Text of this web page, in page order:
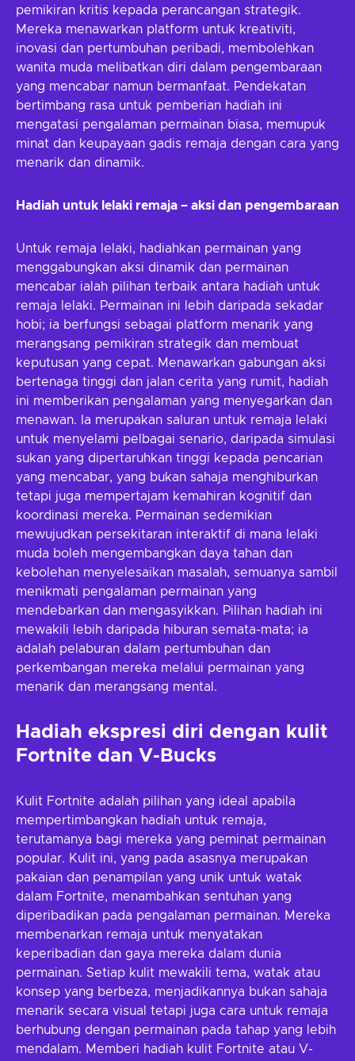
pemikiran kritis kepada perancangan strategik.
Mereka menawarkan platform untuk kreativiti,
inovasi dan pertumbuhan peribadi, membolehkan
wanita muda melibatkan diri dalam pengembaraan
yang mencabar namun bermanfaat. Pendekatan
bertimbang rasa untuk pemberian hadiah ini
mengatasi pengalaman permainan biasa, memupuk
minat dan keupayaan gadis remaja dengan cara yang
menarik dan dinamik.
Hadiah untuk lelaki remaja – aksi dan pengembaraan
Untuk remaja lelaki, hadiahkan permainan yang
menggabungkan aksi dinamik dan permainan
mencabar ialah pilihan terbaik antara hadiah untuk
remaja lelaki. Permainan ini lebih daripada sekadar
hobi; ia berfungsi sebagai platform menarik yang
merangsang pemikiran strategik dan membuat
keputusan yang cepat. Menawarkan gabungan aksi
bertenaga tinggi dan jalan cerita yang rumit, hadiah
ini memberikan pengalaman yang menyegarkan dan
menawan. Ia merupakan saluran untuk remaja lelaki
untuk menyelami pelbagai senario, daripada simulasi
sukan yang dipertaruhkan tinggi kepada pencarian
yang mencabar, yang bukan sahaja menghiburkan
tetapi juga mempertajam kemahiran kognitif dan
koordinasi mereka. Permainan sedemikian
mewujudkan persekitaran interaktif di mana lelaki
muda boleh mengembangkan daya tahan dan
kebolehan menyelesaikan masalah, semuanya sambil
menikmati pengalaman permainan yang
mendebarkan dan mengasyikkan. Pilihan hadiah ini
mewakili lebih daripada hiburan semata-mata; ia
adalah pelaburan dalam pertumbuhan dan
perkembangan mereka melalui permainan yang
menarik dan merangsang mental.
Hadiah ekspresi diri dengan kulit
Fortnite dan V-Bucks
Kulit Fortnite adalah pilihan yang ideal apabila
mempertimbangkan hadiah untuk remaja,
terutamanya bagi mereka yang peminat permainan
popular. Kulit ini, yang pada asasnya merupakan
pakaian dan penampilan yang unik untuk watak
dalam Fortnite, menambahkan sentuhan yang
diperibadikan pada pengalaman permainan. Mereka
membenarkan remaja untuk menyatakan
keperibadian dan gaya mereka dalam dunia
permainan. Setiap kulit mewakili tema, watak atau
konsep yang berbeza, menjadikannya bukan sahaja
menarik secara visual tetapi juga cara untuk remaja
berhubung dengan permainan pada tahap yang lebih
mendalam. Memberi hadiah kulit Fortnite atau V-